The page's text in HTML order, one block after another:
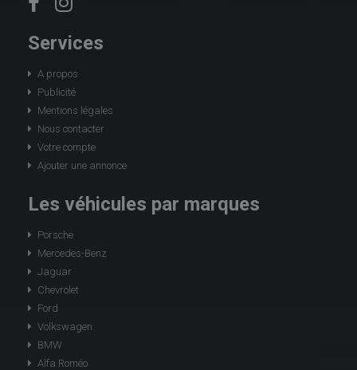
Services
A propos
Publicité
Mentions légales
Nous contacter
Votre compte
Ajouter une annonce
Les véhicules par marques
Porsche
Mercedes-Benz
Jaguar
Chevrolet
Ford
Volkswagen
BMW
Alfa Roméo